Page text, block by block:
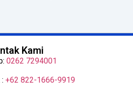
Kami
0262 7294001
+62 822-1666-9919